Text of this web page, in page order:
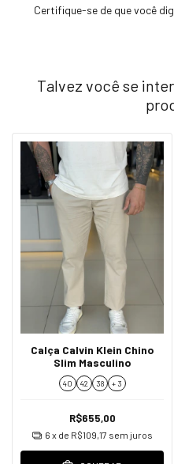
Certifique-se de que você
Talvez você se
Calça Calvin Klein Chino
Slim Masculino
40 42 38 + 3
R$655,00
6 x de R$109,17 sem juros